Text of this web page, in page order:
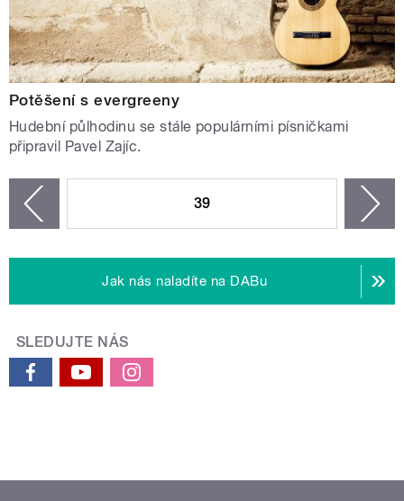
Potěšení s evergreeny
Hudební půlhodinu se stále populárními písničkami
připravil Pavel Zajíc.
39
Jak nás naladíte na DABu
SLEDUJTE NÁS